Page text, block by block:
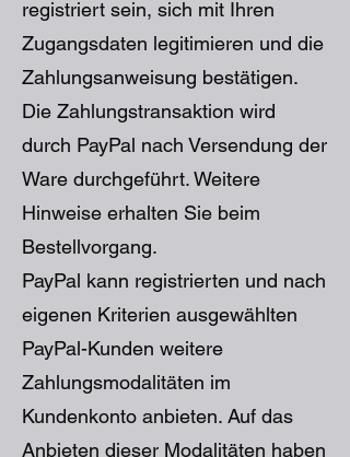
registriert sein, sich mit Ihren
Zugangsdaten legitimieren und die
Zahlungsanweisung bestätigen.
Die Zahlungstransaktion wird
durch PayPal nach Versendung der
Ware durchgeführt. Weitere
Hinweise erhalten Sie beim
Bestellvorgang.
PayPal kann registrierten und nach
eigenen Kriterien ausgewählten
PayPal-Kunden weitere
Zahlungsmodalitäten im
Kundenkonto anbieten. Auf das
Anbieten dieser Modalitäten haben